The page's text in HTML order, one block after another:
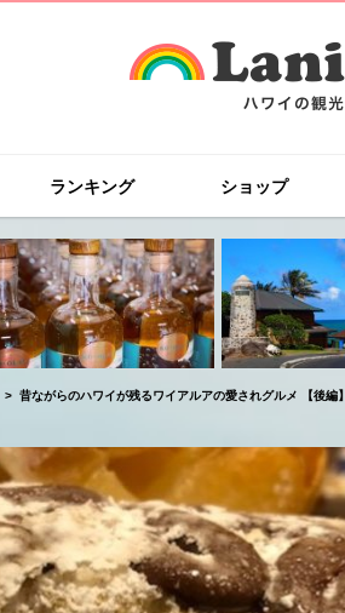
ランキング ショップ
昔ながらのハワイが残るワイアルアの愛されグルメ 【後編】